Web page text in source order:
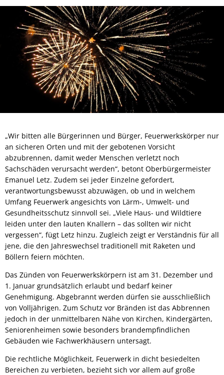
„Wir bitten alle Bürgerinnen und Bürger, Feuerwerkskörper nur
an sicheren Orten und mit der gebotenen Vorsicht
abzubrennen, damit weder Menschen verletzt noch
Sachschäden verursacht werden“, betont Oberbürgermeister
Emanuel Letz. Zudem sei jeder Einzelne gefordert,
verantwortungsbewusst abzuwägen, ob und in welchem
Umfang Feuerwerk angesichts von Lärm-, Umwelt- und
Gesundheitsschutz sinnvoll sei. „Viele Haus- und Wildtiere
leiden unter den lauten Knallern – das sollten wir nicht
vergessen“, fügt Letz hinzu. Zugleich zeigt er Verständnis für all
jene, die den Jahreswechsel traditionell mit Raketen und
Böllern feiern möchten.
Das Zünden von Feuerwerkskörpern ist am 31. Dezember und
1. Januar grundsätzlich erlaubt und bedarf keiner
Genehmigung. Abgebrannt werden dürfen sie ausschließlich
von Volljährigen. Zum Schutz vor Bränden ist das Abbrennen
jedoch in der unmittelbaren Nähe von Kirchen, Kindergärten,
Seniorenheimen sowie besonders brandempfindlichen
Gebäuden wie Fachwerkhäusern untersagt.
Die rechtliche Möglichkeit, Feuerwerk in dicht besiedelten
Bereichen zu verbieten, bezieht sich vor allem auf große